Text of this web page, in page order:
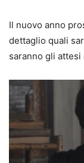
Il nuovo anno
dettaglio quali
saranno gli